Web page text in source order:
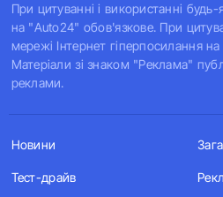
При цитуванні і використанні
на "Auto24" обов'язкове. При
мережі Інтернет гіперпосилання
Матеріали зі знаком "Реклама"
реклами.
Новини
Тест-драйв